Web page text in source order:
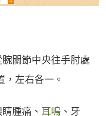
關節中央往手肘處
左右各一。
睛腫痛、 耳鳴 、牙